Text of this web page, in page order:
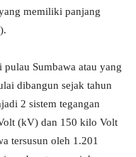
memiliki panjang
Sumbawa atau yang
dibangun sejak tahun
2 sistem tegangan
(kV) dan 150 kilo Volt
tersusun oleh 1.201